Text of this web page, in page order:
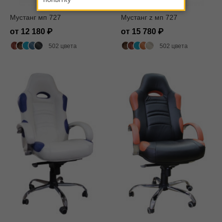
Мустанг мп 727
от 12 180
502 цвета
Мустанг z мп 727
от 15 780
502 цвета